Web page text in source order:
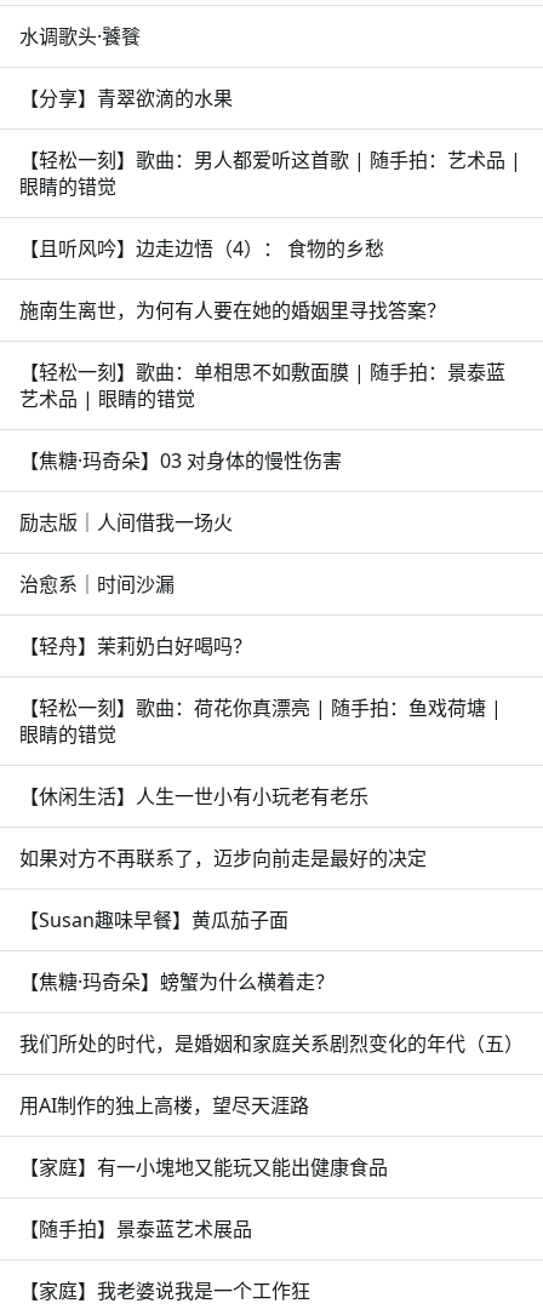
水调歌头·饕餮
【分享】青翠欲滴的水果
【轻松一刻】歌曲：男人都爱听这首歌 | 随手拍：艺术品 |
眼睛的错觉
【且听风吟】边走边悟（4）： 食物的乡愁
施南生离世，为何有人要在她的婚姻里寻找答案？
【轻松一刻】歌曲：单相思不如敷面膜 | 随手拍：景泰蓝
艺术品 | 眼睛的错觉
【焦糖·玛奇朵】03 对身体的慢性伤害
励志版｜人间借我一场火
治愈系｜时间沙漏
【轻舟】茉莉奶白好喝吗？
【轻松一刻】歌曲：荷花你真漂亮 | 随手拍：鱼戏荷塘 |
眼睛的错觉
【休闲生活】人生一世小有小玩老有老乐
如果对方不再联系了，迈步向前走是最好的决定
【Susan趣味早餐】黄瓜茄子面
【焦糖·玛奇朵】螃蟹为什么横着走？
我们所处的时代，是婚姻和家庭关系剧烈变化的年代（五）
用AI制作的独上高楼，望尽天涯路
【家庭】有一小塊地又能玩又能出健康食品
【随手拍】景泰蓝艺术展品
【家庭】我老婆说我是一个工作狂